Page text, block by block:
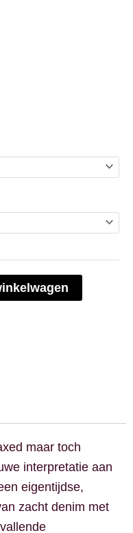
maar toch
interpretatie aan
eigentijdse,
zacht denim met